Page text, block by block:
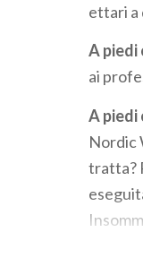
ettari a
A piedi
ai
A piedi
Nordic
tratta?